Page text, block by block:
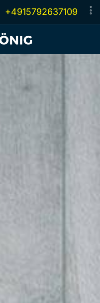
+4915792637109